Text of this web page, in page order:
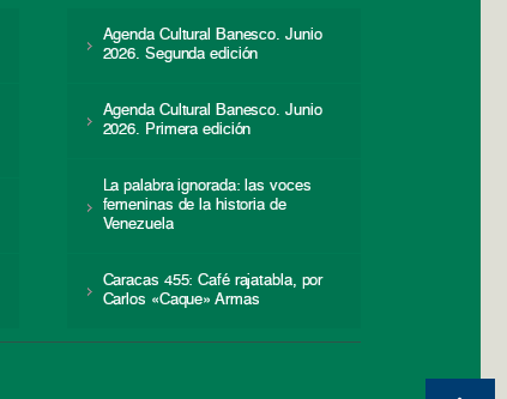
Agenda Cultural Banesco. Junio
2026. Segunda edición
Agenda Cultural Banesco. Junio
2026. Primera edición
La palabra ignorada: las voces
femeninas de la historia de
Venezuela
Caracas 455: Café rajatabla, por
Carlos «Caque» Armas